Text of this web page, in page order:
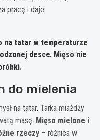
pracę i daje
na tatar w temperaturze
desce. Mięso nie
do mielenia
na tatar. Tarka miażdży
masę. Mięso mielone i
rzeczy – różnica w